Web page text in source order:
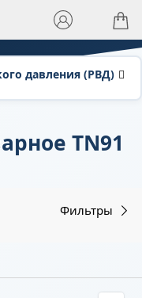
давления (РВД)
TN91
Фильтры